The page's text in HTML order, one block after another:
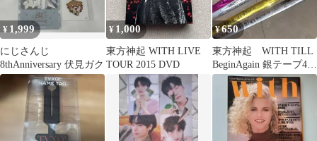
¥ 1,999
にじさんじ
8thAnniversary 伏見ガク
¥ 1,000
東方神起 WITH LIVE
TOUR 2015 DVD
¥650
東方神起 WITH TILL
BeginAgain 銀テープ4本
セット 美品